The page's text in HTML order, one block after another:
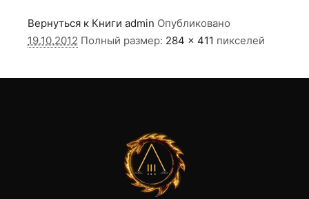
Вернуться к Книги admin Опубликовано
19.10.2012 Полный размер: 284 × 411 пикселей